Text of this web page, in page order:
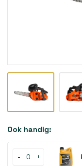
Ook handig:
- +